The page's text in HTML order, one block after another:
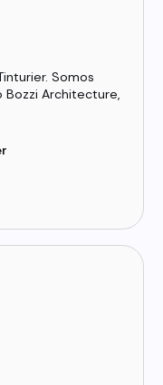
Somos
Architecture,